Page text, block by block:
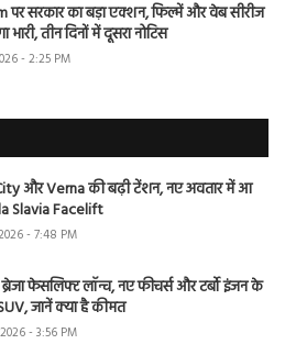
पर सरकार का बड़ा एक्शन, फिल्में और वेब सीरीज
भारी, तीन दिनों में दूसरा नोटिस
- 2:25 PM
और Verna की बढ़ी टेंशन, नए अवतार में आ
Slavia Facelift
- 7:48 PM
फेसलिफ्ट लॉन्च, नए फीचर्स और टर्बो इंजन के
जानें क्या है कीमत
- 3:56 PM